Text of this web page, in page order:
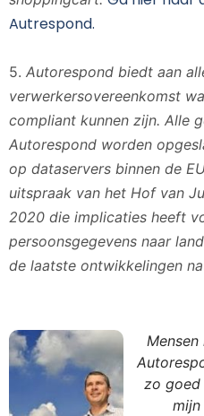
Autrespond.
5. Autorespond biedt aan
verwerkersovereenkomst
compliant kunnen zijn. Alle
Autorespond worden
op dataservers binnen de
uitspraak van het Hof van
2020 die implicaties heeft
persoonsgegevens naar
de laatste ontwikkelingen
zo goed